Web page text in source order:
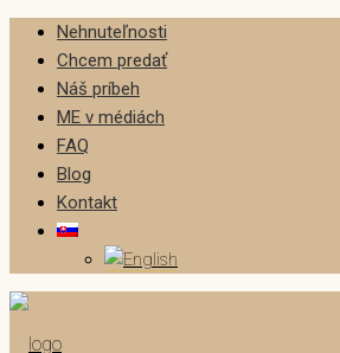
Nehnuteľnosti
Chcem predať
Náš príbeh
ME v médiách
FAQ
Blog
Kontakt